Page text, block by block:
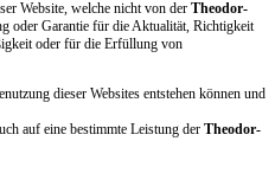
Website, welche nicht von der Theodor-
oder Garantie für die Aktualität, Richtigkeit
oder für die Erfüllung von
dieser Websites entstehen können und
auf eine bestimmte Leistung der Theodor-